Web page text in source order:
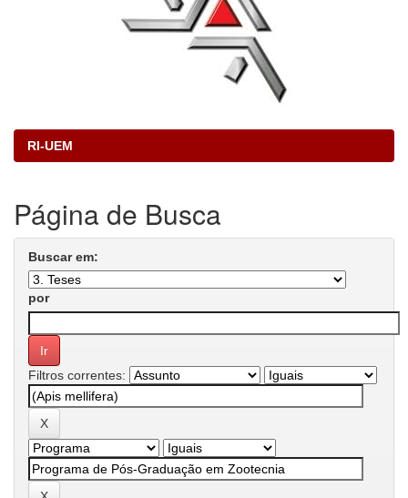
RI-UEM
Página de Busca
Buscar em:
por
Filtros correntes: